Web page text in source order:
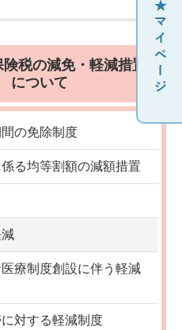
税の減免・軽減措置
について
の免除制度
る均等割額の減額措置
療制度創設に伴う軽減
対する軽減制度